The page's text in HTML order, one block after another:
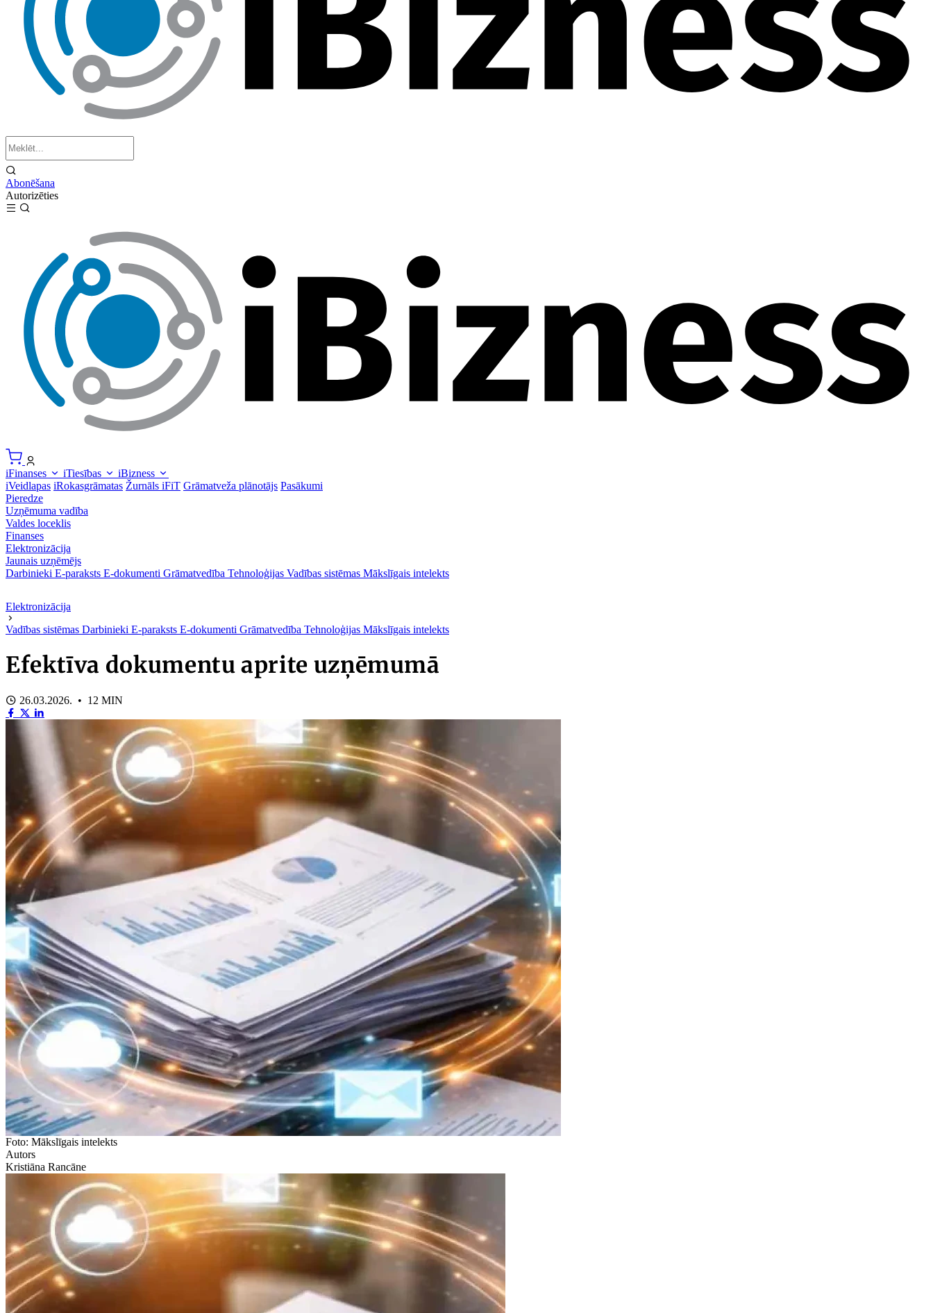
Abonēšana
Autorizēties
iFinanses iTiesības
iBizness
iVeidlapas iRokasgrāmatas Žurnāls iFiT Grāmatveža plānotājs Pasākumi
Pieredze
Uzņēmuma vadība
Valdes loceklis
Finanses
Elektronizācija
Jaunais uzņēmējs
Darbinieki E-paraksts E-dokumenti Grāmatvedība Tehnoloģijas Vadības sistēmas Mākslīgais intelekts
Elektronizācija
Vadības sistēmas Darbinieki E-paraksts E-dokumenti Grāmatvedība Tehnoloģijas Mākslīgais intelekts
Efektīva dokumentu aprite uzņēmumā
26.03.2026. • 12 MIN
Foto: Mākslīgais intelekts
Autors
Kristiāna Rancāne